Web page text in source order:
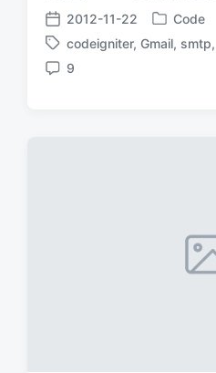
发
布
日
2012-11-22
发
布
Code
标
签
codeigniter, Gmail, smtp,
评
9